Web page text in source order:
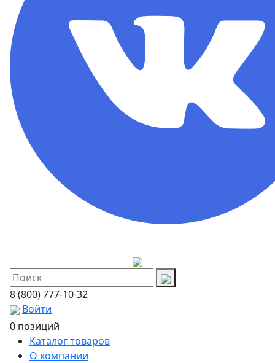
8 (800) 777-10-32
Войти
0 позиций
Каталог товаров
О компании